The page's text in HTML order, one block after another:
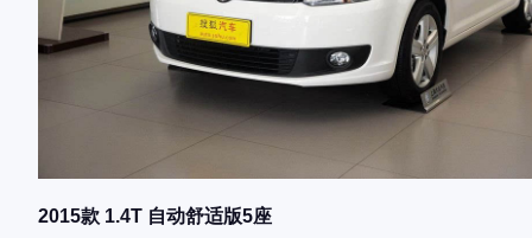
2015款 1.4T 自动舒适版5座